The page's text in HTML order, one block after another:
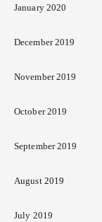
January 2020
December 2019
November 2019
October 2019
September 2019
August 2019
July 2019